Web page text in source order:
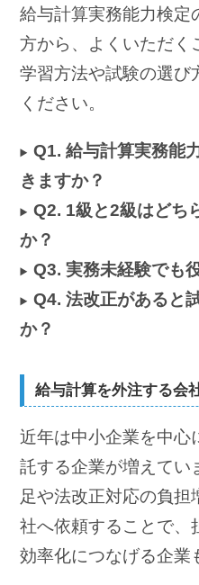
給与計算実務能力検定
方から、よくいただく
学習方法や試験の選び
ください。
Q1. 給与計算実務能
きますか？
Q2. 1級と2級はどち
か？
Q3. 実務未経験でも
Q4. 法改正があると
か？
給与計算を外注する会
近年は中小企業を中心
託する企業が増えてい
足や法改正対応の負担
社へ依頼することで、
効率化につなげる企業